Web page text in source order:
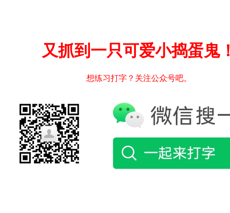
又抓到一只可爱小捣蛋鬼！
想练习打字？关注公众号吧。